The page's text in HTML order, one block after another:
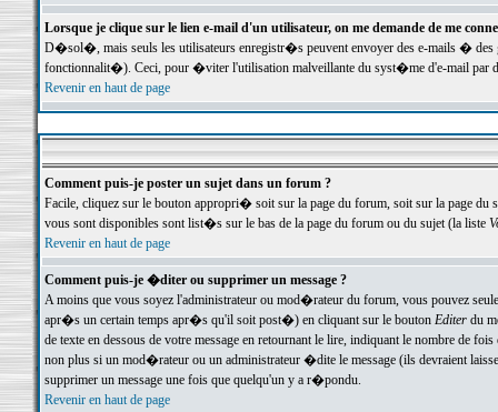
Lorsque je clique sur le lien e-mail d'un utilisateur, on me demande de me
D�sol�, mais seuls les utilisateurs enregistr�s peuvent envoyer des e-mails �
fonctionnalit�). Ceci, pour �viter l'utilisation malveillante du syst�me d'e-mail par
Revenir en haut de page
Comment puis-je poster un sujet dans un forum ?
Facile, cliquez sur le bouton appropri� soit sur la page du forum, soit sur la page du
vous sont disponibles sont list�s sur le bas de la page du forum ou du sujet (la liste
Revenir en haut de page
Comment puis-je �diter ou supprimer un message ?
A moins que vous soyez l'administrateur ou mod�rateur du forum, vous pouvez
apr�s un certain temps apr�s qu'il soit post�) en cliquant sur le bouton Editerdu
de texte en dessous de votre message en retournant le lire, indiquant le nombre
non plus si un mod�rateur ou un administrateur �dite le message (ils devraient
supprimer un message une fois que quelqu'un y a r�pondu.
Revenir en haut de page